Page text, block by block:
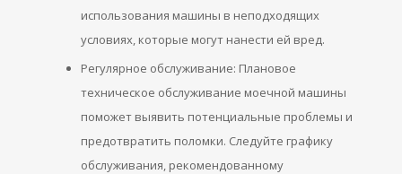
использования машины в неподходящих
условиях, которые могут нанести ей вред.
Регулярное обслуживание: Плановое
техническое обслуживание моечной машины
поможет выявить потенциальные проблемы и
предотвратить поломки. Следуйте графику
обслуживания, рекомендованному